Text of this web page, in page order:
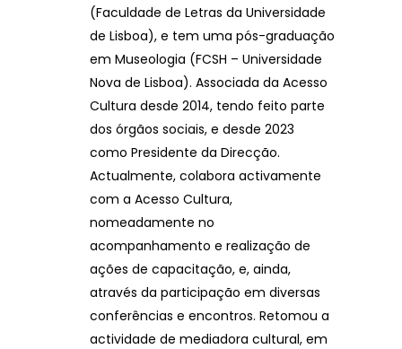
(Faculdade de Letras da Universidade
de Lisboa), e tem uma pós-graduação
em Museologia (FCSH – Universidade
Nova de Lisboa). Associada da Acesso
Cultura desde 2014, tendo feito parte
dos órgãos sociais, e desde 2023
como Presidente da Direcção.
Actualmente, colabora activamente
com a Acesso Cultura,
nomeadamente no
acompanhamento e realização de
ações de capacitação, e, ainda,
através da participação em diversas
conferências e encontros. Retomou a
actividade de mediadora cultural, em